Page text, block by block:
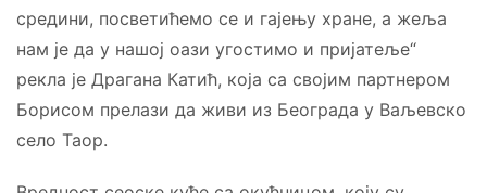
средини, посветићемо се и гајењу хране, а жеља
нам је да у нашој оази угостимо и пријатеље“
рекла је Драгана Катић, која са својим партнером
Борисом прелази да живи из Београда у Ваљевско
село Таор.